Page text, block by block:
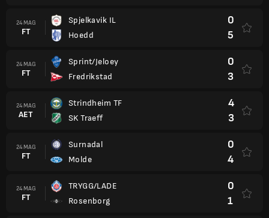
24 MAG
FT
Spjelkavik IL
Hoedd
0
5
24 MAG
FT
Sprint/Jeloey
Fredrikstad
0
3
24 MAG
AET
Strindheim TF
SK Traeff
4
3
24 MAG
FT
Surnadal
Molde
0
4
24 MAG
FT
TRYGG/LADE
Rosenborg
0
1